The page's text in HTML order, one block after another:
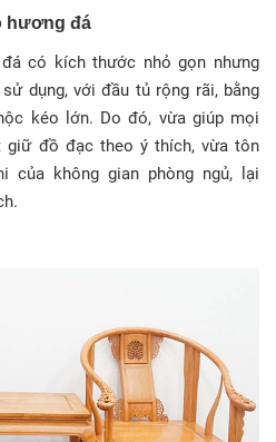
hương đá
có kích thước nhỏ gọn nhưng
dụng, với đầu tủ rộng rãi, bằng
kéo lớn. Do đó, vừa giúp mọi
đồ đạc theo ý thích, vừa tôn
của không gian phòng ngủ, lại